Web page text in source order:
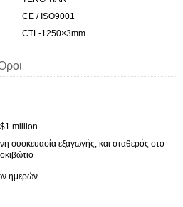
CE / ISO9001
CTL-1250×3mm
million
συσκευασία εξαγωγής, και σταθερός στο
ημερών